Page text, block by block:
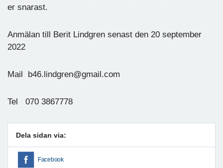
er snarast.
Anmälan till Berit Lindgren senast den 20 september
2022
Mail b46.lindgren@gmail.com
Tel 070 3867778
Dela sidan via:
Facebook